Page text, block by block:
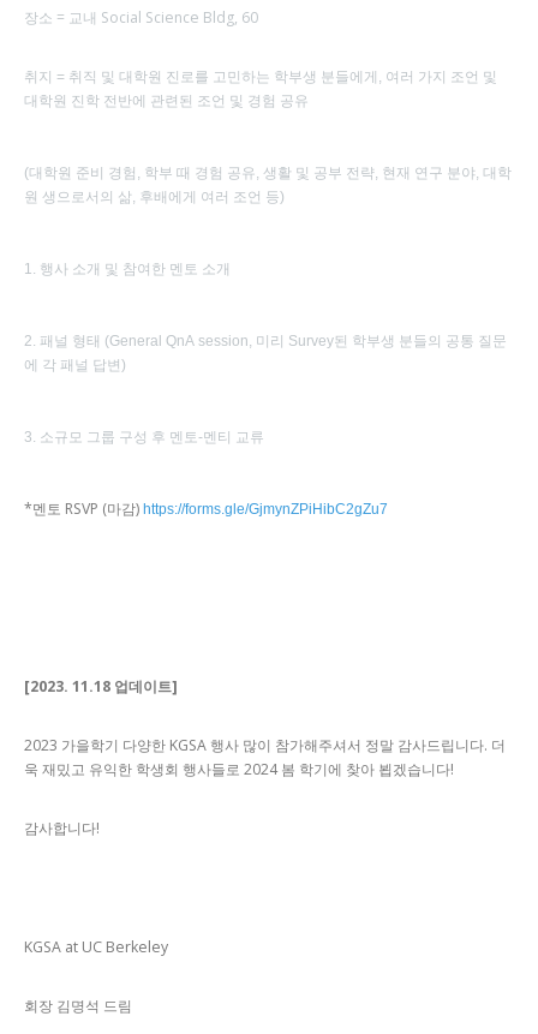
장소 = 교내 Social Science Bldg, 60
취지 = 취직 및 대학원 진로를 고민하는 학부생 분들에게, 여러 가지 조언 및
대학원 진학 전반에 관련된 조언 및 경험 공유
(대학원 준비 경험, 학부 때 경험 공유, 생활 및 공부 전략, 현재 연구 분야, 대학
원 생으로서의 삶, 후배에게 여러 조언 등)
1. 행사 소개 및 참여한 멘토 소개
2. 패널 형태 (General QnA session, 미리 Survey된 학부생 분들의 공통 질문
에 각 패널 답변)
3. 소규모 그룹 구성 후 멘토-멘티 교류
*멘토 RSVP (마감) https://forms.gle/GjmynZPiHibC2gZu7
[2023. 11.18 업데이트]
2023 가을학기 다양한 KGSA 행사 많이 참가해주셔서 정말 감사드립니다. 더
욱 재밌고 유익한 학생회 행사들로 2024 봄 학기에 찾아 뵙겠습니다!
감사합니다!
KGSA at UC Berkeley
회장 김명석 드림